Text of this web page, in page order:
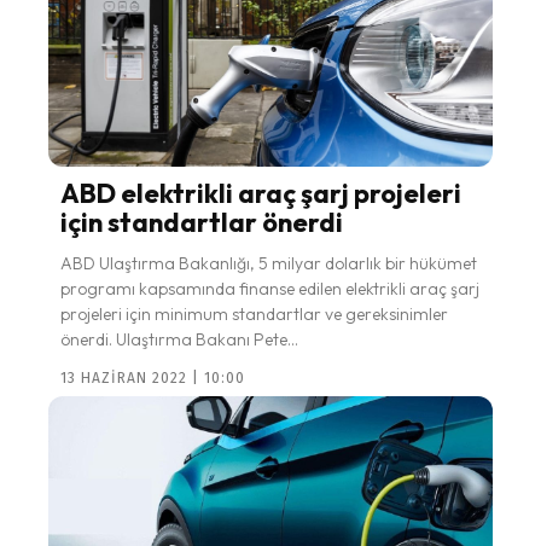
ABD elektrikli araç şarj projeleri
için standartlar önerdi
ABD Ulaştırma Bakanlığı, 5 milyar dolarlık bir hükümet
programı kapsamında finanse edilen elektrikli araç şarj
projeleri için minimum standartlar ve gereksinimler
önerdi. Ulaştırma Bakanı Pete...
13 HAZIRAN 2022 | 10:00